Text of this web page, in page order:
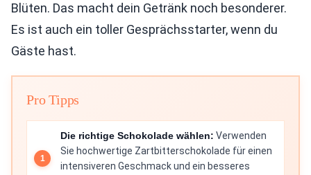
Blüten. Das macht dein Getränk noch besonderer.
Es ist auch ein toller Gesprächsstarter, wenn du
Gäste hast.
Pro Tipps
Die richtige Schokolade wählen: Verwenden
Sie hochwertige Zartbitterschokolade für einen
intensiveren Geschmack und ein besseres